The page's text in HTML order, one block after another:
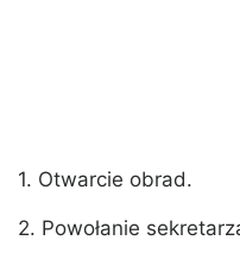
1. Otwarcie obrad.
2. Powołanie